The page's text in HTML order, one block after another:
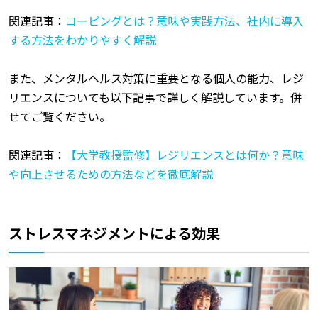
関連記事： コーピングとは？意味や実践方法、社内に導入
する方法をわかりやすく解説
また、メンタルヘルス対策に重要となる個人の能力、レジ
リエンスについても以下記事で詳しく解説しています。併
せてご覧ください。
関連記事：
【大学教授監修】レジリエンスとは何か？意味
や向上させるための方法などを徹底解説
ストレスマネジメントによる効果